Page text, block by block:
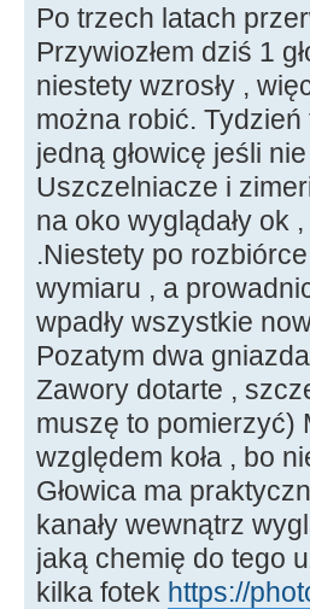
Po trzech latach
Przywiozłem dziś 1
niestety wzrosły ,
można robić. Tydzień
jedną głowicę jeśli
Uszczelniacze i
na oko wyglądały ok
.Niestety po
wymiaru , a
wpadły wszystkie
Pozatym dwa
Zawory dotarte ,
muszę to pomierzyć)
względem koła , bo
Głowica ma
kanały wewnątrz
jaką chemię do tego
kilka fotek https://